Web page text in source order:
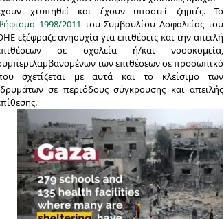
χτυπηθεί και έχουν υποστεί ζημιές. Το
1998/2011 του Συμβουλίου Ασφαλείας του
εξέφραζε ανησυχία για επιθέσεις και την απειλή
σε σχολεία ή/και νοσοκομεία,
των επιθέσεων σε προσωπικό
σχετίζεται με αυτά και το κλείσιμο των
σε περιόδους σύγκρουσης και απειλής